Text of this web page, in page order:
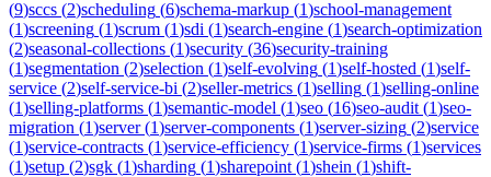
(9)sccs (2)scheduling (6)schema-markup (1)school-management
(1)screening (1)scrum (1)sdi (1)search-engine (1)search-optimization
(2)seasonal-collections (1)security (36)security-training
(1)segmentation (2)selection (1)self-evolving (1)self-hosted (1)self-
service (2)self-service-bi (2)seller-metrics (1)selling (1)selling-online
(1)selling-platforms (1)semantic-model (1)seo (16)seo-audit (1)seo-
migration (1)server(1)server-components (1)server-sizing (2)service
(1)service-contracts (1)service-efficiency (1)service-firms (1)services
(1)setup (2)sgk (1)sharding (1)sharepoint (1)shein (1)shift-